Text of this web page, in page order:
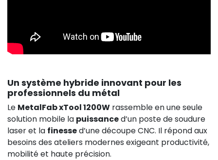
Un système hybride innovant pour les
professionnels du métal
Le MetalFab xTool 1200W rassemble en une seule
solution mobile la puissanced’un poste de soudure
laser et la finessed’une découpe CNC. Il répond aux
besoins des ateliers modernes exigeant productivité,
mobilité et haute précision.